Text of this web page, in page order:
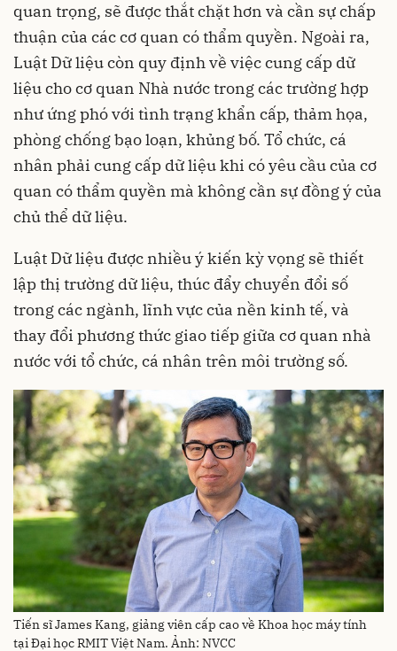
quan trọng, sẽ được thắt chặt hơn và cần sự chấp
thuận của các cơ quan có thẩm quyền. Ngoài ra,
Luật Dữ liệu còn quy định về việc cung cấp dữ
liệu cho cơ quan Nhà nước trong các trường hợp
như ứng phó với tình trạng khẩn cấp, thảm họa,
phòng chống bạo loạn, khủng bố. Tổ chức, cá
nhân phải cung cấp dữ liệu khi có yêu cầu của cơ
quan có thẩm quyền mà không cần sự đồng ý của
chủ thể dữ liệu.
Luật Dữ liệu được nhiều ý kiến kỳ vọng sẽ thiết
lập thị trường dữ liệu, thúc đẩy chuyển đổi số
trong các ngành, lĩnh vực của nền kinh tế, và
thay đổi phương thức giao tiếp giữa cơ quan nhà
nước với tổ chức, cá nhân trên môi trường số.
Tiến sĩ James Kang, giảng viên cấp cao về Khoa học máy tính
tại Đại học RMIT Việt Nam. Ảnh: NVCC